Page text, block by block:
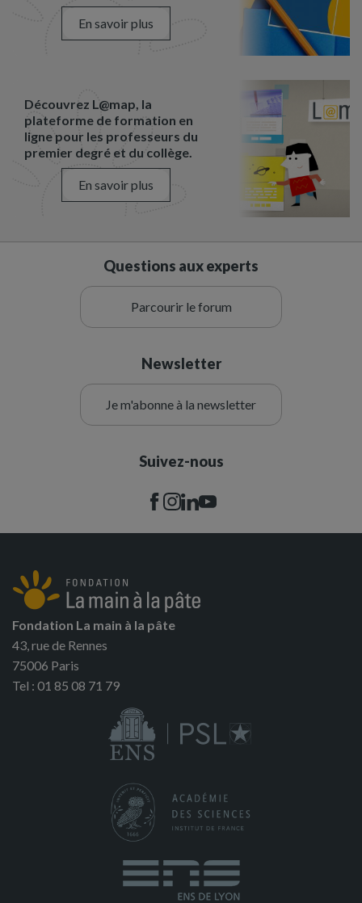
En savoir plus
Découvrez L@map, la
plateforme de formation en
ligne pour les professeurs du
premier degré et du collège.
En savoir plus
Questions aux experts
Parcourir le forum
Newsletter
Je m'abonne à la newsletter
Suivez-nous
Fondation La main à la pâte
43, rue de Rennes
75006 Paris
Tel : 01 85 08 71 79